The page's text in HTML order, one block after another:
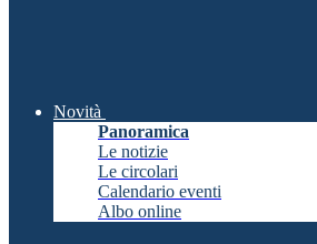
Novità
Panoramica
Le notizie
Le circolari
Calendario eventi
Albo online